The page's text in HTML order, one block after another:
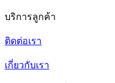
บริการลูกค้า
ติดต่อเรา
เกี่ยวกับเรา